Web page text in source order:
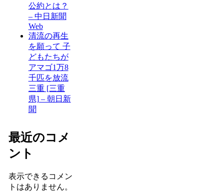
公約とは？
– 中日新聞
Web
清流の再生
を願って 子
どもたちが
アマゴ1万8
千匹を放流
三重 [三重
県] – 朝日新
聞
最近のコメ
ント
表示できるコメン
トはありません。